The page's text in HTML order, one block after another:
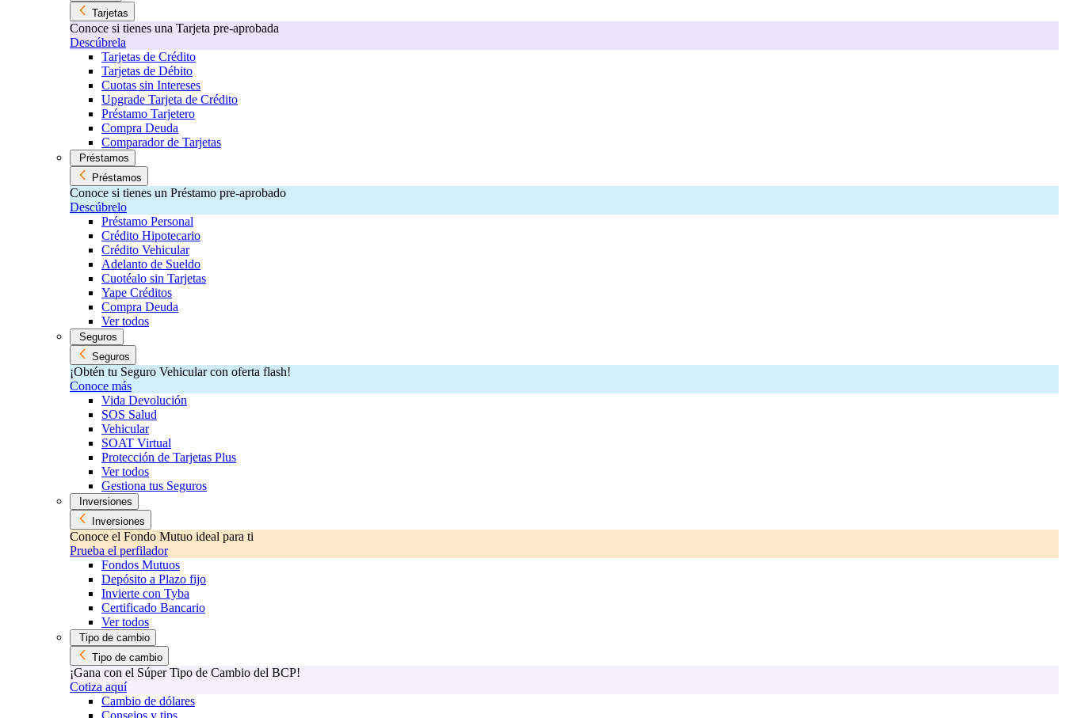
Tarjetas
Conoce si tienes una Tarjeta pre-aprobada
Descúbrela
Tarjetas de Crédito
Tarjetas de Débito
Cuotas sin Intereses
Upgrade Tarjeta de Crédito
Préstamo Tarjetero
Compra Deuda
Comparador de Tarjetas
Préstamos
Préstamos
Conoce si tienes un Préstamo pre-aprobado
Descúbrelo
Préstamo Personal
Crédito Hipotecario
Crédito Vehicular
Adelanto de Sueldo
Cuotéalo sin Tarjetas
Yape Créditos
Compra Deuda
Ver todos
Seguros
Seguros
¡Obtén tu Seguro Vehicular con oferta flash!
Conoce más
Vida Devolución
SOS Salud
Vehicular
SOAT Virtual
Protección de Tarjetas Plus
Ver todos
Gestiona tus Seguros
Inversiones
Inversiones
Conoce el Fondo Mutuo ideal para ti
Prueba el perfilador
Fondos Mutuos
Depósito a Plazo fijo
Invierte con Tyba
Certificado Bancario
Ver todos
Tipo de cambio
Tipo de cambio
¡Gana con el Súper Tipo de Cambio del BCP!
Cotiza aquí
Cambio de dólares
Consejos y tips